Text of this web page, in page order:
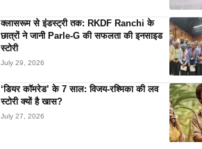
क्लासरूम से इंडस्ट्री तक: RKDF Ranchi के
छात्रों ने जानी Parle-G की सफलता की इनसाइड
स्टोरी
July 29, 2026
‘डियर कॉमरेड’ के 7 साल: विजय-रश्मिका की लव
स्टोरी क्यों है खास?
July 27, 2026